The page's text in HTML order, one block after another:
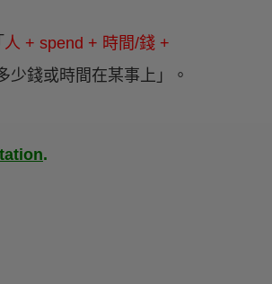
人 + spend + 時間/錢 +
少錢或時間在某事上」。
.